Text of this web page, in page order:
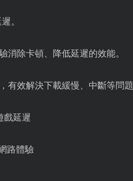
。
消除卡頓、降低延遲的效能。
有效解決下載緩慢、中斷等問題
戲延遲
路體驗